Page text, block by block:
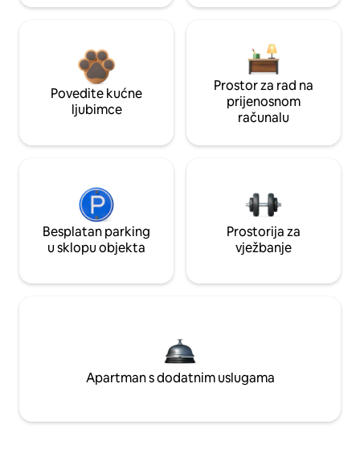
Povedite kućne
ljubimce
Prostor za rad na
prijenosnom
računalu
Besplatan parking
u sklopu objekta
Prostorija za
vježbanje
Apartman s dodatnim uslugama